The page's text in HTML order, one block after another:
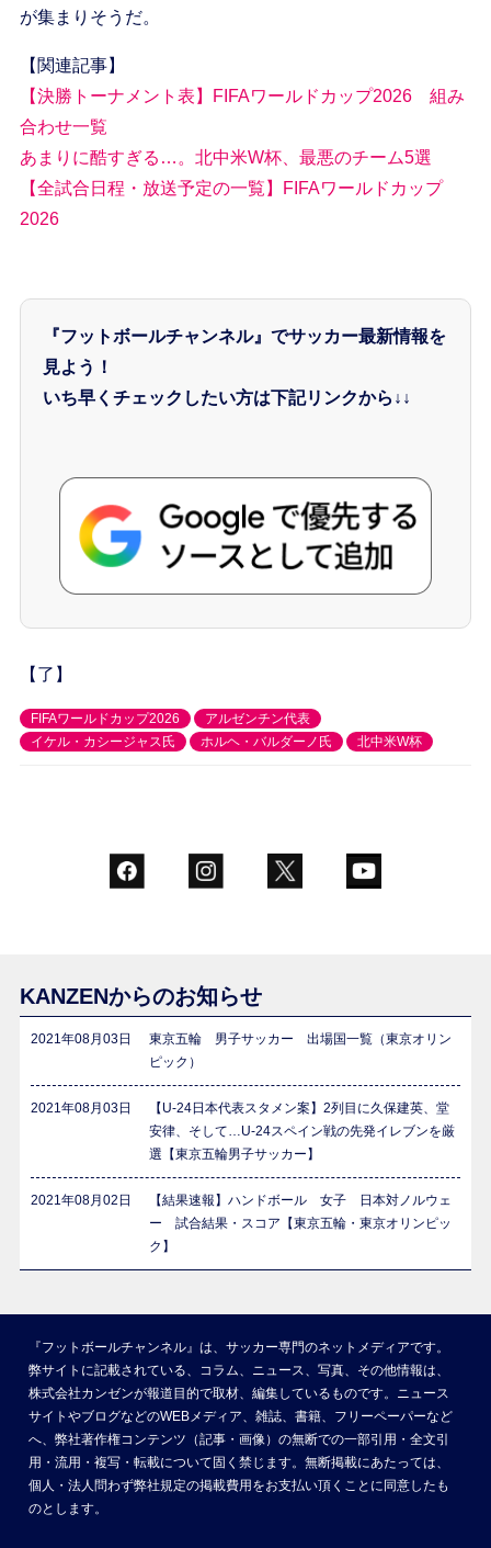
が集まりそうだ。
【関連記事】
【決勝トーナメント表】FIFAワールドカップ2026 組み
合わせ一覧
あまりに酷すぎる…。北中米W杯、最悪のチーム5選
【全試合日程・放送予定の一覧】FIFAワールドカップ
2026
『フットボールチャンネル』でサッカー最新情報を
見よう！
いち早くチェックしたい方は下記リンクから↓↓
【了】
FIFAワールドカップ2026
アルゼンチン代表
イケル・カシージャス氏
ホルヘ・バルダーノ氏 北中米W杯
KANZENからのお知らせ
2021年08月03日
東京五輪 男子サッカー 出場国一覧（東京オリン
ピック）
2021年08月03日
【U-24日本代表スタメン案】2列目に久保建英、堂
安律、そして…U-24スペイン戦の先発イレブンを厳
選【東京五輪男子サッカー】
2021年08月02日
【結果速報】ハンドボール 女子 日本対ノルウェ
ー 試合結果・スコア【東京五輪・東京オリンピッ
ク】
『フットボールチャンネル』は、サッカー専門のネットメディアです。
弊サイトに記載されている、コラム、ニュース、写真、その他情報は、
株式会社カンゼンが報道目的で取材、編集しているものです。ニュース
サイトやブログなどのWEBメディア、雑誌、書籍、フリーペーパーなど
へ、弊社著作権コンテンツ（記事・画像）の無断での一部引用・全文引
用・流用・複写・転載について固く禁じます。無断掲載にあたっては、
個人・法人問わず弊社規定の掲載費用をお支払い頂くことに同意したも
のとします。